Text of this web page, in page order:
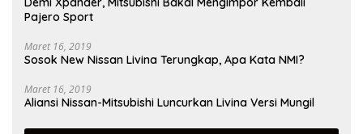
Pajero Sport
Maret 16, 2019
Sosok New Nissan Livina Terungkap, Apa Kata NMI?
Maret 16, 2019
Aliansi Nissan-Mitsubishi Luncurkan Livina Versi Mungil